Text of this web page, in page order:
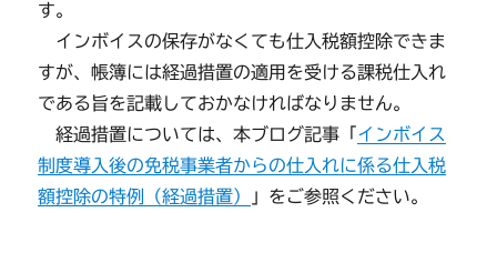
す。
インボイスの保存がなくても仕入税額控除できま
すが、帳簿には経過措置の適用を受ける課税仕入れ
である旨を記載しておかなければなりません。
経過措置については、本ブログ記事「 インボイス
制度導入後の免税事業者からの仕入れに係る仕入税
額控除の特例（経過措置）
」をご参照ください。